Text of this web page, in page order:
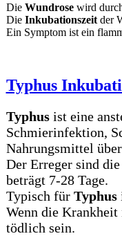
Die Wundrosewird
Die Inkubationszeitder
Ein Symptom ist ein
Typhus
Typhusist eine
Schmierinfektion,
Nahrungsmittel
Der Erreger sind
beträgt 7-28 Tage.
Typisch für Typhus
Wenn die Krankheit
tödlich sein.